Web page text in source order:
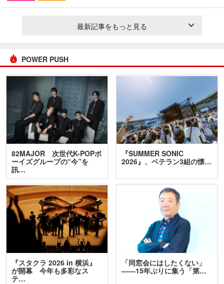
最新記事をもっと見る
POWER PUSH
82MAJOR 次世代K-POPボ
ーイズグループの“今”を
訊…
『SUMMER SONIC
2026』、ベテラン3組の懐…
『スタクラ 2026 in 横浜』
が開幕 今年も多彩なス
テ…
「同窓会にはしたくない」
――15年ぶりに集う「第…